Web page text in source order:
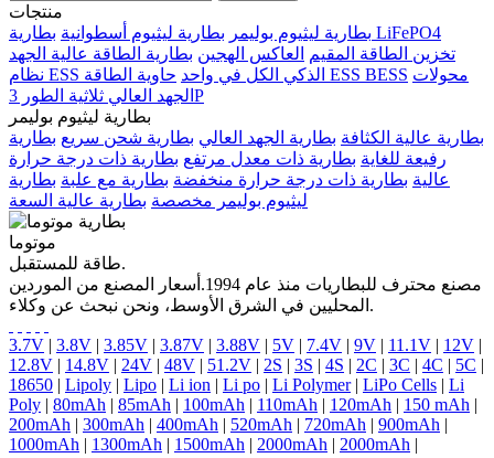
منتجات
بطارية ليثيوم بوليمر بطارية ليثيوم أسطوانية
بطارية LiFePO4
تخزين الطاقة المقيم
العاكس الهجين بطارية الطاقة عالية الجهد
نظام ESS الذكي الكل في واحد حاوية الطاقة ESS BESS محولات
الجهد العالي ثلاثية الطور 3P
بطارية ليثيوم بوليمر
بطارية عالية الكثافة بطارية الجهد العالي بطارية شحن سريع بطارية
رفيعة للغاية بطارية ذات معدل مرتفع بطارية ذات درجة حرارة
عالية بطارية ذات درجة حرارة منخفضة بطارية مع علبة بطارية
ليثيوم بوليمر مخصصة بطارية عالية السعة
موتوما
طاقة للمستقبل.
مصنع محترف للبطاريات منذ عام 1994.أسعار المصنع من الموردين
المحليين في الشرق الأوسط، ونحن نبحث عن وكلاء.
3.7V | 3.8V | 3.85V | 3.87V | 3.88V | 5V | 7.4V | 9V | 11.1V | 12V |
12.8V | 14.8V | 24V | 48V | 51.2V | 2S | 3S | 4S | 2C | 3C | 4C | 5C |
18650 | Lipoly | Lipo | Li ion | Li po | Li Polymer| LiPo Cells | Li
Poly | 80mAh | 85mAh | 100mAh | 110mAh | 120mAh | 150 mAh |
200mAh | 300mAh | 400mAh | 520mAh | 720mAh | 900mAh |
1000mAh | 1300mAh | 1500mAh | 2000mAh | 2000mAh |